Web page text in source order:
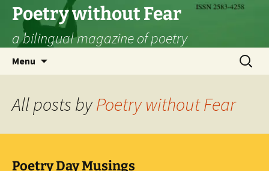
Skip
content
Poetry without Fear
a bilingual magazine of poetry
Menu
Search
for:
All posts byPoetry without Fear
Poetry Day Musings